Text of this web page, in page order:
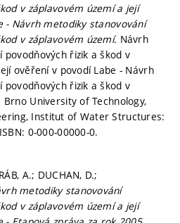
v záplavovém území a její
- Návrh metodiky stanovování
v záplavovém území. Návrh
povodňových řizik a škod v
ověření v povodí Labe - Návrh
povodňových řizik a škod v
Brno University of Technology,
Institut of Water Structures:
ISBN: 0-000-00000-0.
A.; DUCHAN, D.;
metodiky stanovování
v záplavovém území a její